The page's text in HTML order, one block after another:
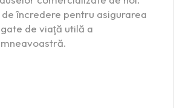
încredere pentru asigurarea
de viaţă utilă a